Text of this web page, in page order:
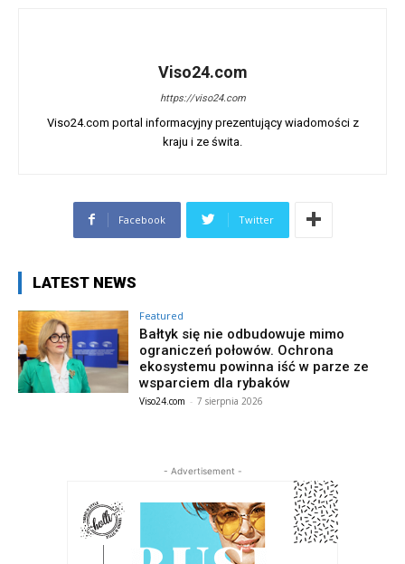
Viso24.com
https://viso24.com
Viso24.com portal informacyjny prezentujący wiadomości z
kraju i ze świta.
Facebook Twitter
LATEST NEWS
Featured
Bałtyk się nie odbudowuje mimo
ograniczeń połowów. Ochrona
ekosystemu powinna iść w parze ze
wsparciem dla rybaków
Viso24.com - 7 sierpnia 2026
- Advertisement -